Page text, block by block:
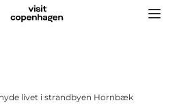
livet i strandbyen Hornbæk